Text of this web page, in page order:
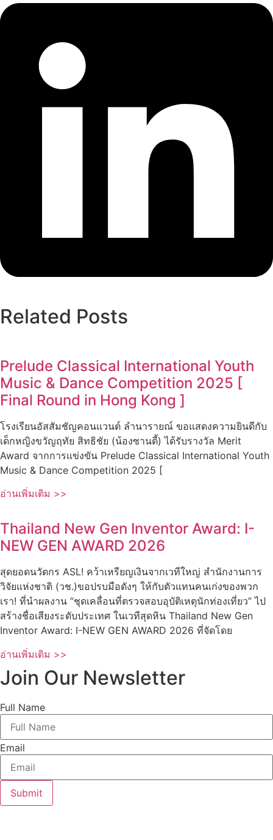
Related Posts
Prelude Classical International Youth
Music & Dance Competition 2025 [
Final Round in Hong Kong ]
โรงเรียนอัสสัมชัญคอนแวนต์ ลำนารายณ์ ขอแสดงความยินดีกับ
เด็กหญิงขวัญฤทัย สิทธิชัย (น้องซานตี้) ได้รับรางวัล Merit
Award จากการแข่งขัน Prelude Classical International Youth
Music & Dance Competition 2025 [
อ่านเพิ่มเติม >>
Thailand New Gen Inventor Award: I-
NEW GEN AWARD 2026
สุดยอดนวัตกร ASL! คว้าเหรียญเงินจากเวทีใหญ่ สำนักงานการ
วิจัยแห่งชาติ (วช.)ขอปรบมือดังๆ ให้กับตัวแทนคนเก่งของพวก
เรา! ที่นำผลงาน “ชุดเคลื่อนที่ตรวจสอบอุบัติเหตุนักท่องเที่ยว” ไป
สร้างชื่อเสียงระดับประเทศ ในเวทีสุดหิน Thailand New Gen
Inventor Award: I-NEW GEN AWARD 2026 ที่จัดโดย
อ่านเพิ่มเติม >>
Join Our Newsletter
Full Name
Email
Submit